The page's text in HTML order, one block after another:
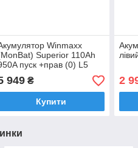
Winmaxx
Superior 110Ah
пуск +прав (0) L5
SMF (36
949₴
Купити
2